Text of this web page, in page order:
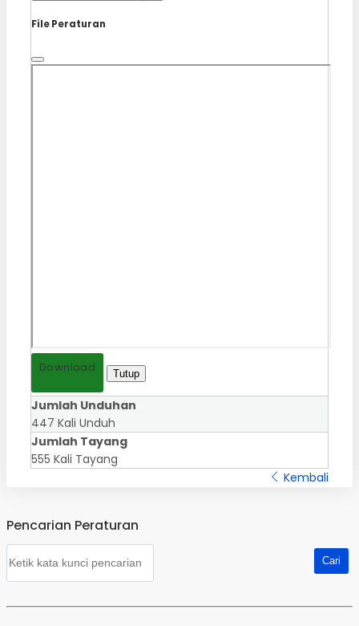
File Peraturan
Download Tutup
Jumlah Unduhan
447 Kali Unduh
Jumlah Tayang
555 Kali Tayang
Kembali
Pencarian Peraturan